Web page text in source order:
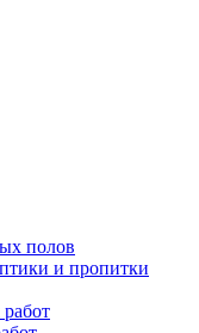
полов
и пропитки